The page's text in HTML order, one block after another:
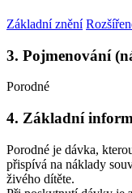
Základní znění
3. Pojmenování
Porodné
4. Základní
Porodné je dávka,
přispívá na náklady
živého dítěte.